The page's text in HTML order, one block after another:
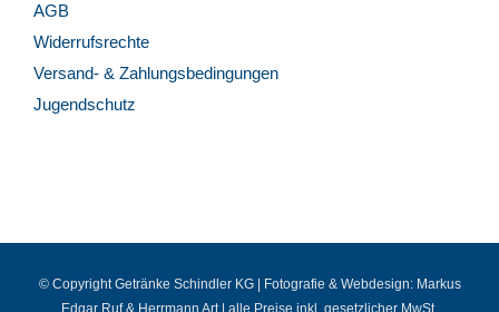
AGB
Widerrufsrechte
Versand- & Zahlungsbedingungen
Jugendschutz
© Copyright Getränke Schindler KG | Fotografie & Webdesign: Markus
Edgar Ruf& Herrmann Art| alle Preise inkl. gesetzlicher MwSt.